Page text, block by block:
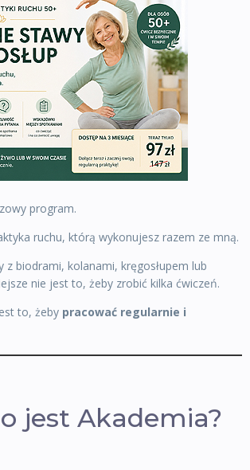
program.
ruchu, którą wykonujesz razem ze mną.
z biodrami, kolanami, kręgosłupem lub
nie jest to, żeby zrobić kilka ćwiczeń.
to, żeby pracować regularnie i
jest Akademia?